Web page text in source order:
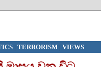
| TERRORISM| VIEWS